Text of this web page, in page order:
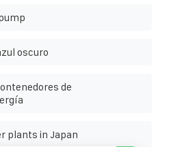
oscuro
de
plants in Japan